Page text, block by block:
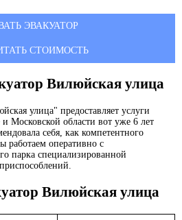
ЭВАКУАТОР
СТОИМОСТЬ
Вилюйская улица
улица" предоставляет услуги
Московской области вот уже 6 лет
себя, как компетентного
работаем оперативно с
парка специализированной
Вилюйская улица